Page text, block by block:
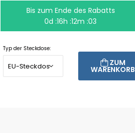
Bis zum Ende des Rabatts
0d :16h :12m :03
Typ der Steckdose:
ZUM
WARENKORB